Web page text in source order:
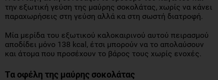
την εξωτική γεύση της μαύρης σοκολάτας, χωρίς να κάνει
παραχωρήσεις στη γεύση αλλά κα στη σωστή διατροφή.
Μία μερίδα του εξωτικού καλοκαιρινού αυτού πειρασμού
αποδίδει μόνο 138 kcal, έτσι μπορούν να το απολαύσουν
και άτομα που προσέχουν το βάρος τους χωρίς ενοχές.
Tα οφέλη της μαύρης σοκολάτας